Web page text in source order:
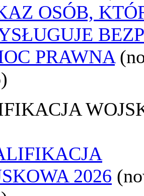
OSÓB,
PRAWNA
2026